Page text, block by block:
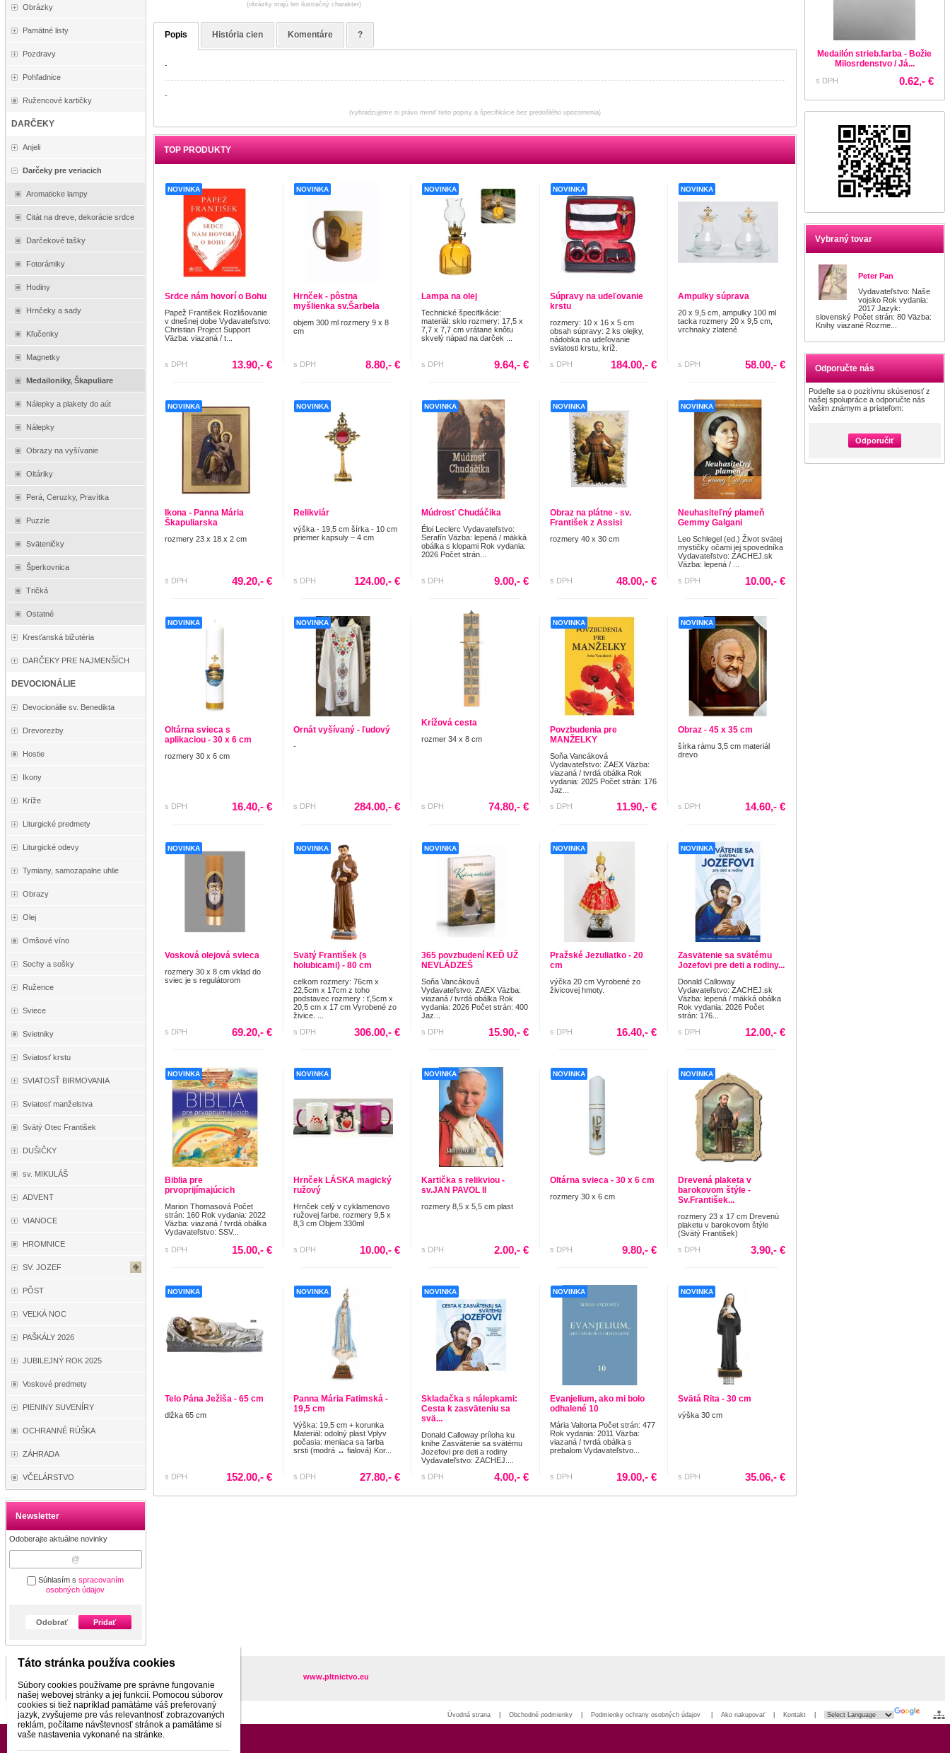
Obrázky
Pamätné listy
Pozdravy
Pohľadnice
Ružencové kartičky
DARČEKY
Anjeli
Darčeky pre veriacich
Aromaticke lampy
Citát na dreve, dekorácie srdce
Darčekové tašky
Fotorámiky
Hodiny
Hrnčeky a sady
Kľučenky
Magnetky
Medailoniky, Škapuliare
Nálepky a plakety do aút
Nálepky
Obrazy na vyšívanie
Oltáriky
Perá, Ceruzky, Pravítka
Puzzle
Sväteničky
Šperkovnica
Tričká
Ostatné
Kresťanská bižutéria
DARČEKY PRE NAJMENŠÍCH
DEVOCIONÁLIE
Devocionálie sv. Benedikta
Drevorezby
Hostie
Ikony
Kríže
Liturgické predmety
Liturgické odevy
Tymiany, samozapalne uhlie
Obrazy
Olej
Omšové víno
Sochy a sošky
Ružence
Sviece
Svietniky
Sviatosť krstu
SVIATOSŤ BIRMOVANIA
Sviatosť manželstva
Svätý Otec František
DUŠIČKY
sv. MIKULÁŠ
ADVENT
VIANOCE
HROMNICE
SV. JOZEF
PÔST
VEĽKÁ NOC
PAŠKÁLY 2026
JUBILEJNÝ ROK 2025
Voskové predmety
PIENINY SUVENÍRY
OCHRANNÉ RÚŠKA
ZÁHRADA
VČELÁRSTVO
Newsletter
Odoberajte aktuálne novinky
Súhlasím sspracovaním
osobných údajov
Odobrať Pridať
Medailón strieb.farba - Božie
Milosrdenstvo / Já...
s DPH 0.62,- €
Vybraný tovar
Peter Pan
Vydavateľstvo: Naše
vojsko Rok vydania:
2017 Jazyk:
slovenský Počet strán: 80 Väzba:
Knihy viazané Rozme...
Odporučte nás
Podeľte sa o pozitívnu skúsenosť z
našej spolupráce a odporučte nás
Vašim známym a priateľom:
Odporučiť
(obrázky majú len ilustračný charakter)
Popis História cien Komentáre ?
-
-
(vyhradzujeme si právo meniť tieto popisy a špecifikácie bez predošlého upozornenia)
TOP PRODUKTY
NOVINKA
Srdce nám hovorí o Bohu
Papež František Rozlišovanie
v dnešnej dobe Vydavateľstvo:
Christian Project Support
Väzba: viazaná / t...
s DPH 13.90,- €
NOVINKA
Hrnček - pôstna
myšlienka sv.Šarbela
objem 300 ml rozmery 9 x 8
cm
s DPH 8.80,- €
NOVINKA
Lampa na olej
Technické špecifikácie:
materiál: sklo rozmery: 17,5 x
7,7 x 7,7 cm vrátane knôtu
skvelý nápad na darček ...
s DPH 9.64,- €
NOVINKA
Súpravy na udeľovanie
krstu
rozmery: 10 x 16 x 5 cm
obsah súpravy: 2 ks olejky,
nádobka na udeľovanie
sviatosti krstu, kríž.
s DPH
184.00,- €
NOVINKA
Ampulky súprava
20 x 9,5 cm, ampulky 100 ml
tacka rozmery 20 x 9,5 cm,
vrchnaky zlatené
s DPH 58.00,- €
NOVINKA
Ikona - Panna Mária
Škapuliarska
rozmery 23 x 18 x 2 cm
s DPH 49.20,- €
NOVINKA
Relikviár
výška - 19,5 cm šírka - 10 cm
priemer kapsuly – 4 cm
s DPH 124.00,- €
NOVINKA
Múdrosť Chudáčika
Éloi Leclerc Vydavateľstvo:
Serafín Väzba: lepená / mäkká
obálka s klopami Rok vydania:
2026 Počet strán...
s DPH 9.00,- €
NOVINKA
Obraz na plátne - sv.
František z Assisi
rozmery 40 x 30 cm
s DPH 48.00,- €
NOVINKA
Neuhasiteľný plameň
Gemmy Galgani
Leo Schlegel (ed.) Život svätej
mystičky očami jej spovedníka
Vydavateľstvo: ZACHEJ.sk
Väzba: lepená / ...
s DPH
10.00,- €
NOVINKA
Oltárna svieca s
aplikaciou - 30 x 6 cm
rozmery 30 x 6 cm
s DPH 16.40,- €
NOVINKA
Ornát vyšívaný - ľudový
-
s DPH 284.00,- €
Krížová cesta
rozmer 34 x 8 cm
s DPH 74.80,- €
NOVINKA
Povzbudenia pre
MANŽELKY
Soňa Vancáková
Vydavateľstvo: ZAEX Väzba:
viazaná / tvrdá obálka Rok
vydania: 2025 Počet strán: 176
Jaz...
s DPH
11.90,- €
NOVINKA
Obraz - 45 x 35 cm
šírka rámu 3,5 cm materiál
drevo
s DPH 14.60,- €
NOVINKA
Vosková olejová svieca
rozmery 30 x 8 cm vklad do
sviec je s regulátorom
s DPH 69.20,- €
NOVINKA
Svätý František (s
holubicami) - 80 cm
celkom rozmery: 76cm x
22,5cm x 17cm z toho
podstavec rozmery : ť,5cm x
20,5 cm x 17 cm Vyrobené zo
živice. ...
s DPH
306.00,- €
NOVINKA
365 povzbudení KEĎ UŽ
NEVLÁDZEŠ
Soňa Vancáková
Vydavateľstvo: ZAEX Väzba:
viazaná / tvrdá obálka Rok
vydania: 2026 Počet strán: 400
Jaz...
s DPH
15.90,- €
NOVINKA
Pražské Jezuliatko - 20
cm
výčka 20 cm Vyrobené zo
živicovej hmoty.
s DPH 16.40,- €
NOVINKA
Zasvätenie sa svätému
Jozefovi pre deti a rodiny...
Donald Calloway
Vydavateľstvo: ZACHEJ.sk
Väzba: lepená / mäkká obálka
Rok vydania: 2026 Počet
strán: 176...
s DPH
12.00,- €
NOVINKA
Biblia pre
prvoprijímajúcich
Marion Thomasová Počet
strán: 160 Rok vydania: 2022
Väzba: viazaná / tvrdá obálka
Vydavateľstvo: SSV...
s DPH 15.00,- €
NOVINKA
Hrnček LÁSKA magický
ružový
Hrnček celý v cyklamenovo
ružovej farbe. rozmery 9,5 x
8,3 cm Objem 330ml
s DPH 10.00,- €
NOVINKA
Kartička s relikviou -
sv.JAN PAVOL II
rozmery 8,5 x 5,5 cm plast
s DPH 2.00,- €
NOVINKA
Oltárna svieca - 30 x 6 cm
rozmery 30 x 6 cm
s DPH 9.80,- €
NOVINKA
Drevená plaketa v
barokovom štýle -
Sv.František...
rozmery 23 x 17 cm Drevenú
plaketu v barokovom štýle
(Svätý František)
s DPH
3.90,- €
NOVINKA
Telo Pána Ježiša - 65 cm
dlžka 65 cm
s DPH 152.00,- €
NOVINKA
Panna Mária Fatimská -
19,5 cm
Výška: 19,5 cm + korunka
Materiál: odolný plast Vplyv
počasia: meniaca sa farba
srsti (modrá ↔ fialová) Kor...
s DPH 27.80,- €
NOVINKA
Skladačka s nálepkami:
Cesta k zasväteniu sa
svä...
Donald Calloway príloha ku
knihe Zasvätenie sa svätému
Jozefovi pre deti a rodiny
Vydavateľstvo: ZACHEJ....
s DPH
4.00,- €
NOVINKA
Evanjelium, ako mi bolo
odhalené 10
Mária Valtorta Počet strán: 477
Rok vydania: 2011 Väzba:
viazaná / tvrdá obálka s
prebalom Vydavateľstvo...
s DPH 19.00,- €
NOVINKA
Svätá Rita - 30 cm
výška 30 cm
s DPH 35.06,- €
www.pltnictvo.eu
Úvodná strana Obchodné podmienky Podmienky ochrany osobných údajov Ako nakupovať| Kontakt
Táto stránka používa cookies
Súbory cookies používame pre správne fungovanie
našej webovej stránky a jej funkcií. Pomocou súborov
cookies si tiež napríklad pamätáme váš preferovaný
jazyk, zvyšujeme pre vás relevantnosť zobrazovaných
reklám, počítame návštevnosť stránok a pamätáme si
vaše nastavenia vykonané na stránke.